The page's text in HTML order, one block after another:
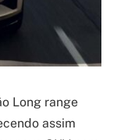
Long range
assim